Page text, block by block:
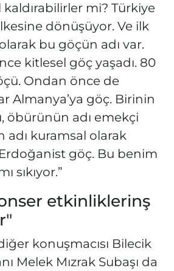
mi? Türkiye
dönüşüyor. Ve ilk
bu göçün adı var.
kitlesel göç yaşadı. 80
Ondan önce de
Almanya’ya göç. Birinin
öbürünün adı emekçi
adı kuramsal olarak
göç. Bu benim
sıkıyor.”
etkinliklerinş
konuşmacısı Bilecik
Melek Mızrak Subaşı da